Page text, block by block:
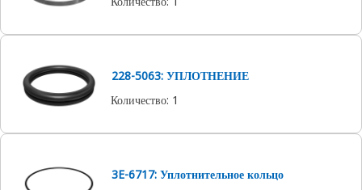
228-5063: УПЛОТНЕНИЕ
Количество: 1
3E-6717: Уплотнительное кольцо